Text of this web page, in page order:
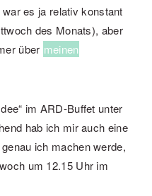
es ja relativ konstant
des Monats), aber
über meinen
im ARD-Buffet unter
hab ich mir auch eine
ich machen werde,
um 12.15 Uhr im